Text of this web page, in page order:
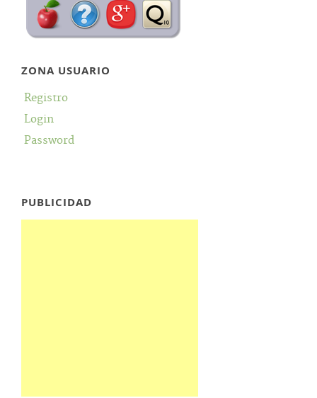
ZONA USUARIO
Registro
Login
Password
PUBLICIDAD